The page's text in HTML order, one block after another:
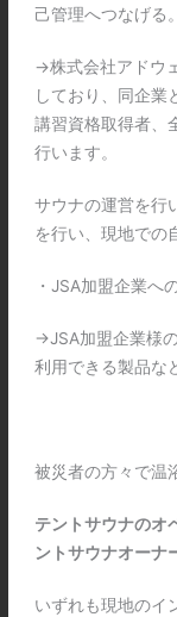
己管理へつなげる
→株式会社アドウ
しており、同企業
講習資格取得者、
行います。
サウナの運営を行
を行い、現地での
・JSA加盟企業へ
→JSA加盟企業様
利用できる製品な
被災者の方々で温
テントサウナのオ
ントサウナオーナ
いずれも現地のイ